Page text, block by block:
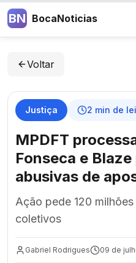
BN BocaNoticias
Voltar
Justiça 2 min de
MPDFT
Fonseca e
abusivas de
Ação pede 120
coletivos
Gabriel Rodrigues 09 de